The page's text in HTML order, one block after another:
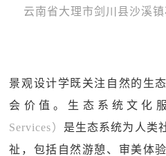
云南省大理市剑川县沙溪
景观设计学既关注自然的生
会价值。生态系统文化
Services） 是生态系统为人类
祉，包括自然游憩、审美体